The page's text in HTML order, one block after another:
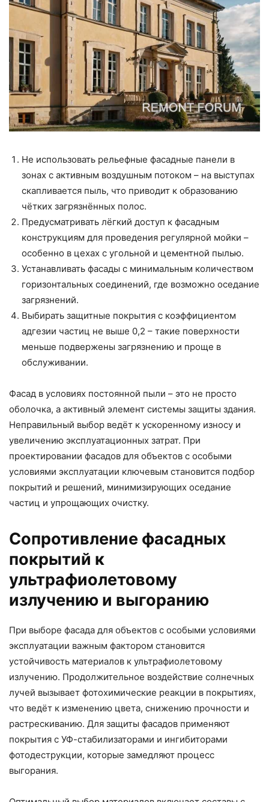
Не использовать рельефные фасадные панели в
зонах с активным воздушным потоком – на выступах
скапливается пыль, что приводит к образованию
чётких загрязнённых полос.
Предусматривать лёгкий доступ к фасадным
конструкциям для проведения регулярной мойки –
особенно в цехах с угольной и цементной пылью.
Устанавливать фасады с минимальным количеством
горизонтальных соединений, где возможно оседание
загрязнений.
Выбирать защитные покрытия с коэффициентом
адгезии частиц не выше 0,2 – такие поверхности
меньше подвержены загрязнению и проще в
обслуживании.
Фасад в условиях постоянной пыли – это не просто
оболочка, а активный элемент системы защиты здания.
Неправильный выбор ведёт к ускоренному износу и
увеличению эксплуатационных затрат. При
проектировании фасадов для объектов с особыми
условиями эксплуатации ключевым становится подбор
покрытий и решений, минимизирующих оседание
частиц и упрощающих очистку.
Сопротивление фасадных
покрытий к
ультрафиолетовому
излучению и выгоранию
При выборе фасада для объектов с особыми условиями
эксплуатации важным фактором становится
устойчивость материалов к ультрафиолетовому
излучению. Продолжительное воздействие солнечных
лучей вызывает фотохимические реакции в покрытиях,
что ведёт к изменению цвета, снижению прочности и
растрескиванию. Для защиты фасадов применяют
покрытия с УФ-стабилизаторами и ингибиторами
фотодеструкции, которые замедляют процесс
выгорания.